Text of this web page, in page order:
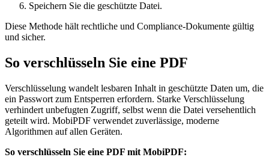
Speichern Sie die geschützte Datei.
Diese Methode hält rechtliche und Compliance-Dokumente gültig
und sicher.
So verschlüsseln Sie eine PDF
Verschlüsselung wandelt lesbaren Inhalt in geschützte Daten um, die
ein Passwort zum Entsperren erfordern. Starke Verschlüsselung
verhindert unbefugten Zugriff, selbst wenn die Datei versehentlich
geteilt wird. MobiPDF verwendet zuverlässige, moderne
Algorithmen auf allen Geräten.
So verschlüsseln Sie eine PDF mit MobiPDF: